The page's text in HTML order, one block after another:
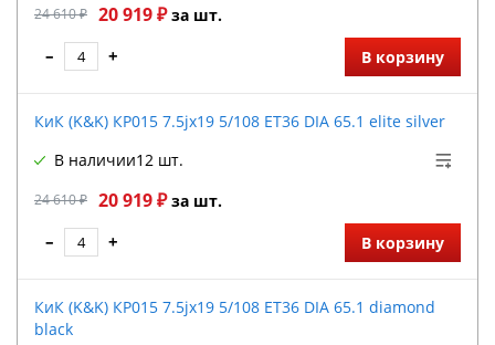
24 610 ₽ 20 919 ₽за шт.
– + В корзину
КиК (K&K) КР015 7.5jx19 5/108 ET36 DIA 65.1 elite silver
24 610 ₽ 20 919 ₽за шт.
В наличии12 шт.
– + В корзину
КиК (K&K) КР015 7.5jx19 5/108 ET36 DIA 65.1 diamond
black